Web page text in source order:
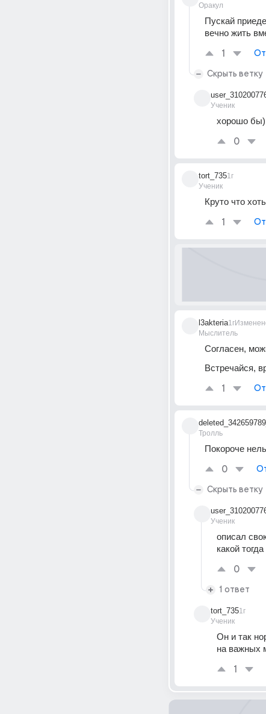
Оракул
Пускай
вечно жить
1
Скрыть ветку
Ученик
хорошо бы)
0
tort_735
Ученик
1г
Круто что
1
l3akteria
Мыслитель
1г
Согласен,
Встречайся,
1
deleted_342659789_
Тролль
Покороче
0
Скрыть ветку
Ученик
описал
какой
0
1 ответ
tort_735
Ученик
1г
Он и так
на важных
1